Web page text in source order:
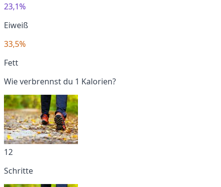
23,1%
Eiweiß
33,5%
Fett
Wie verbrennst du 1 Kalorien?
12
Schritte